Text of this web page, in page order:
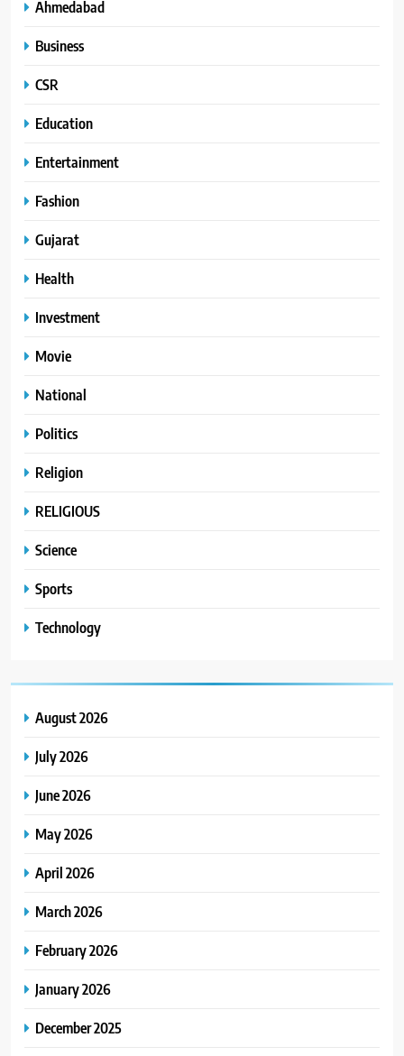
Ahmedabad
Business
CSR
Education
Entertainment
Fashion
Gujarat
Health
Investment
Movie
National
Politics
Religion
RELIGIOUS
Science
Sports
Technology
August 2026
July 2026
June 2026
May 2026
April 2026
March 2026
February 2026
January 2026
December 2025